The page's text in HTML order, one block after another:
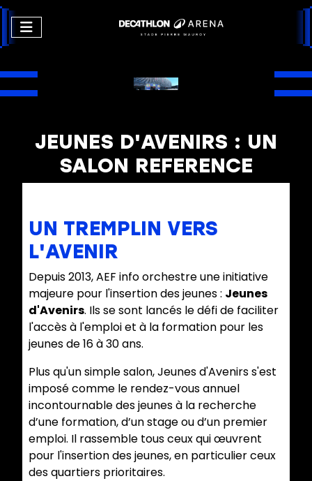
JEUNES D'AVENIRS : UN
SALON REFERENCE
UN TREMPLIN VERS
L'AVENIR
Depuis 2013, AEF info orchestre une initiative
majeure pour l'insertion des jeunes : Jeunes
d'Avenirs. Ils se sont lancés le défi de faciliter
l'accès à l'emploi et à la formation pour les
jeunes de 16 à 30 ans.
Plus qu'un simple salon, Jeunes d'Avenirs s'est
imposé comme le rendez-vous annuel
incontournable des jeunes à la recherche
d’une formation, d’un stage ou d’un premier
emploi. Il rassemble tous ceux qui œuvrent
pour l'insertion des jeunes, en particulier ceux
des quartiers prioritaires.